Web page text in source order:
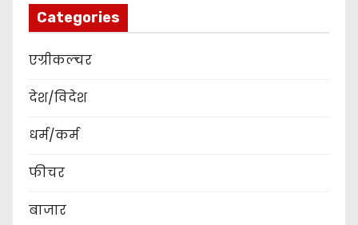
Categories
एग्रीकल्चर
देश/विदेश
धर्म/कर्म
फीचर
बाजार